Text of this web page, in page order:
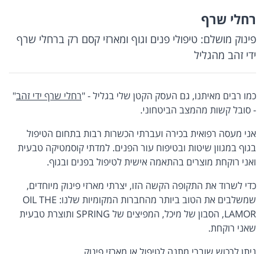
רחלי שרף
פינוק מושלם: טיפולי פנים וגוף ומארזי קסם רק ברחלי שרף
ידי זהב מהגליל
כמו רבים מאיתנו, גם העסק הקטן שלי בגליל - "רחלי שרף ידי זהב"
- סובל קשות מהמצב הביטחוני.
אני מעסה רפואית בכירה ועברתי הכשרות רבות בתחום הטיפול
בגוף במגוון שיטות ובטיפוח עור הפנים. למדתי קוסמטיקה טבעית
ואני רוקחת מוצרים בהתאמה אישית לטיפול בפנים ובגוף.
כדי לשרוד את התקופה הקשה הזו, יצרתי מארזי פינוק מיוחדים,
שמשלבים את הטוב ביותר מהחברות המקומיות שלנו: OIL THE
LAMOR, הסבון של מיכל, המפיצים של SPRING ותוצרת טבעית
שאני רוקחת.
ניתן לרכוש שוברי מתנה לטיפול או מארזי פינוק